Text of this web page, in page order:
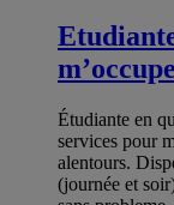
Étudiante en
services pour
alentours.
(journée et